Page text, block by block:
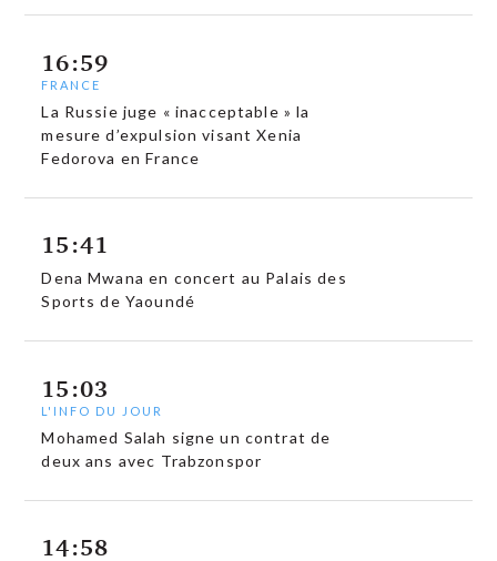
16:59
FRANCE
La Russie juge « inacceptable » la
mesure d’expulsion visant Xenia
Fedorova en France
15:41
Dena Mwana en concert au Palais des
Sports de Yaoundé
15:03
L'INFO DU JOUR
Mohamed Salah signe un contrat de
deux ans avec Trabzonspor
14:58